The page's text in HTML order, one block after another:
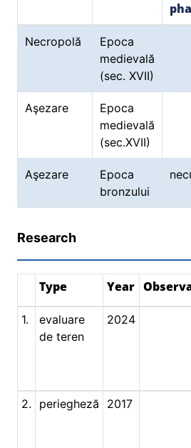
Necropolă
Epoca
medievală
(sec. XVII)
Aşezare
Epoca
medievală
(sec.XVII)
Aşezare
Epoca
bronzului
Research
Type Year
1.
evaluare
de teren
2024
2. periegheză 2017